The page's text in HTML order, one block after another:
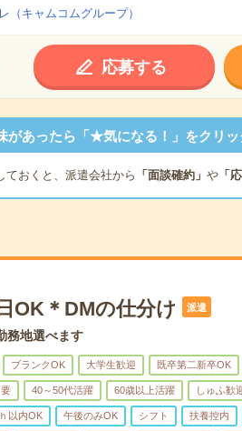
（キャムコムグループ）
応募する
があったら「★気になる！」をクリッ
ておくと、派遣会社から 「面談確約」 や「応
OK＊DMの仕分け 派遣
地選べます
ブランクOK 大学生歓迎 既卒第二新卒OK
40～50代活躍 60歳以上活躍 しゅふ歓
以内OK 午後のみOK シフト 扶養控内